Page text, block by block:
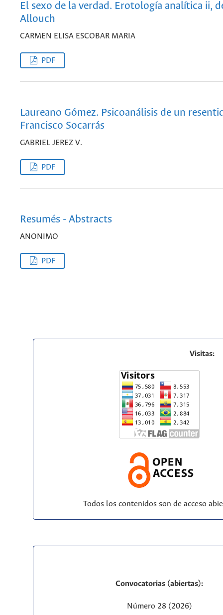
El sexo de la verdad. Erotología analítica ii,
Allouch
CARMEN ELISA ESCOBAR MARIA
PDF
Laureano Gómez. Psicoanálisis de un
Francisco Socarrás
GABRIEL JEREZ V.
PDF
Resumés - Abstracts
ANONIMO
PDF
Visitas:
Todos los contenidos son de acceso
Convocatorias (abiertas):
Número 28 (2026)